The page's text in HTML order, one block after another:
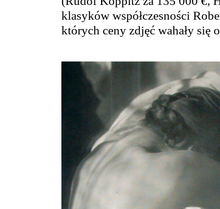
klasyków współczesności
których ceny zdjęć wahały się